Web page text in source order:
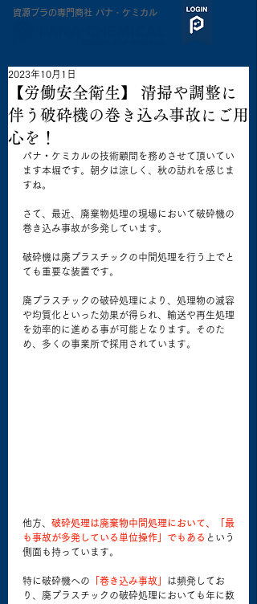
​資源プラの専門商社 パナ・ケミカル
【労働安全衛生】 清掃や調整に
伴う破砕機の巻き込み事故にご用
心を！
2023年10月1日
パナ・ケミカルの技術顧問を務めさせて頂いてい
ます本堀です。朝夕は涼しく、秋の訪れを感じま
すね。
さて、最近、廃棄物処理の現場において破砕機の
巻き込み事故が多発しています。
破砕機は廃プラスチックの中間処理を行う上でと
ても重要な装置です。
廃プラスチックの破砕処理により、処理物の減容
や均質化といった効果が得られ、輸送や再生処理
を効率的に進める事が可能となります。そのた
め、多くの事業所で採用されています。
他方、 破砕処理は廃棄物中間処理において、「最
も事故が多発している単位操作」でもある という
側面も持っています。
特に破砕機への 「巻き込み事故」 は頻発してお
り、廃プラスチックの破砕処理においても年に数